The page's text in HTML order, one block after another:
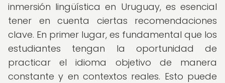
inmersión lingüística en Uruguay, es esencial
tener en cuenta ciertas recomendaciones
clave. En primer lugar, es fundamental que los
estudiantes tengan la oportunidad de
practicar el idioma objetivo de manera
constante y en contextos reales. Esto puede